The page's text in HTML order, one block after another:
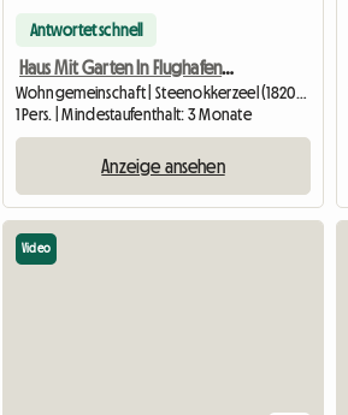
Antwortet schnell
Haus Mit Garten In Flughafennähe
Wohngemeinschaft | Steenokkerzeel (1820) | 75 M2
1 Pers. | Mindestaufenthalt: 3 Monate
Anzeige ansehen
Video